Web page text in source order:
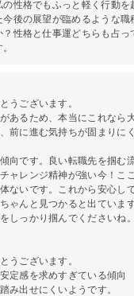
の性格でもふっと軽く行動を
今後の展望が臨めるような職
？性格と仕事運どちらも占っ
うございます。
あるため、本当にこれなら
前に進む気持ちが固まりにく
向です。良い転職先を掴む
ャレンジ精神が強い今！ここ
ないです。これから安心し
ゃんと見つかると出ていま
しっかり掴んでくださいね。
うございます。
定感を求めすぎている傾向
み出せにくいようです。